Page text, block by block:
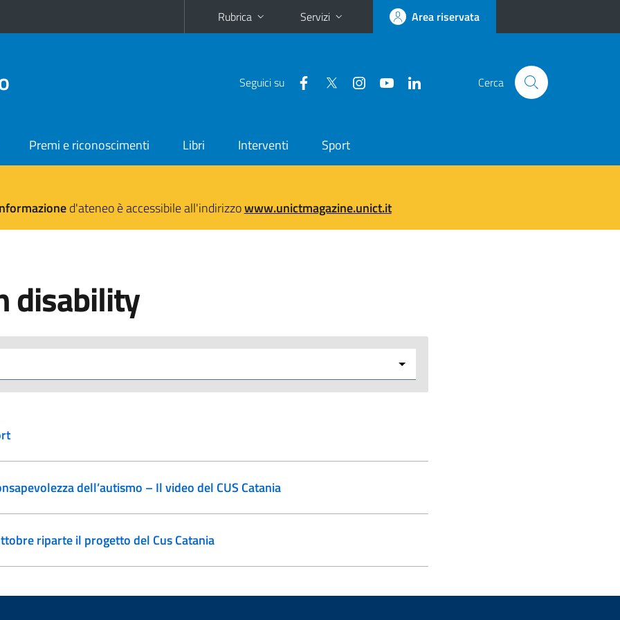
Rubrica Servizi Area riservata
Seguici su Cerca
Premi e riconoscimenti Libri Interventi Sport
d'ateneo è accessibile all'indirizzowww.unictmagazine.unict.it
disability
dell’autismo – Il video del CUS Catania
riparte il progetto del Cus Catania